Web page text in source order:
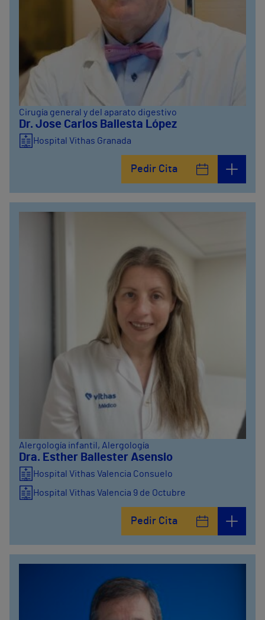
Cirugía general y del aparato digestivo
Dr. Jose Carlos Ballesta López
Hospital Vithas Granada
Pedir Cita
Alergología infantil, Alergología
Dra. Esther Ballester Asensio
Hospital Vithas Valencia Consuelo
Hospital Vithas Valencia 9 de Octubre
Pedir Cita